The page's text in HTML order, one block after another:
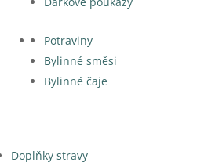
Potraviny
Bylinné směsi
Bylinné čaje
Doplňky stravy